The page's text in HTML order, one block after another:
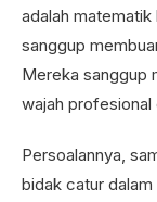
adalah matematik
sanggup
Mereka sanggup
wajah profesional
Persoalannya,
bidak catur dalam